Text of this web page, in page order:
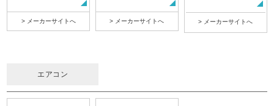
> メーカーサイトへ > メーカーサイトへ > メーカーサイトへ
エアコン